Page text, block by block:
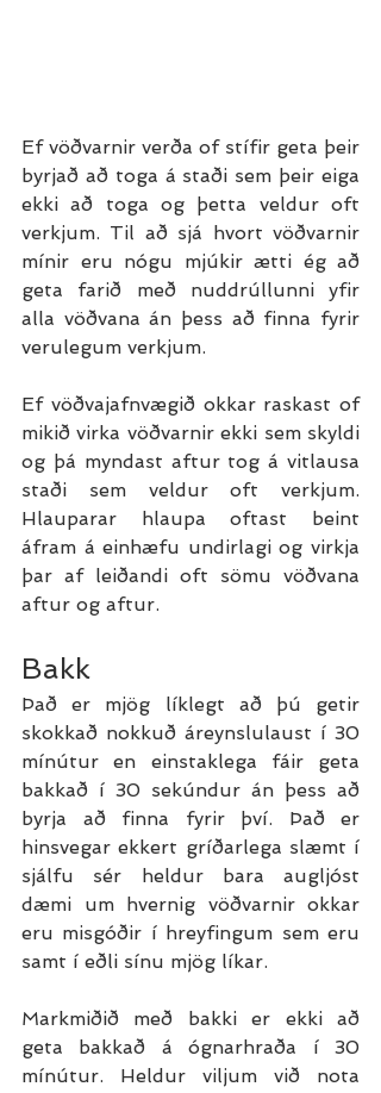
Ef vöðvarnir verða of stífir geta þeir
byrjað að toga á staði sem þeir eiga
ekki að toga og þetta veldur oft
verkjum. Til að sjá hvort vöðvarnir
mínir eru nógu mjúkir ætti ég að
geta farið með nuddrúllunni yfir
alla vöðvana án þess að finna fyrir
verulegum verkjum.
Ef vöðvajafnvægið okkar raskast of
mikið virka vöðvarnir ekki sem skyldi
og þá myndast aftur tog á vitlausa
staði sem veldur oft verkjum.
Hlauparar hlaupa oftast beint
áfram á einhæfu undirlagi og virkja
þar af leiðandi oft sömu vöðvana
aftur og aftur.
Bakk
Það er mjög líklegt að þú getir
skokkað nokkuð áreynslulaust í 30
mínútur en einstaklega fáir geta
bakkað í 30 sekúndur án þess að
byrja að finna fyrir því. Það er
hinsvegar ekkert gríðarlega slæmt í
sjálfu sér heldur bara augljóst
dæmi um hvernig vöðvarnir okkar
eru misgóðir í hreyfingum sem eru
samt í eðli sínu mjög líkar.
Markmiðið með bakki er ekki að
geta bakkað á ógnarhraða í 30
mínútur. Heldur viljum við nota